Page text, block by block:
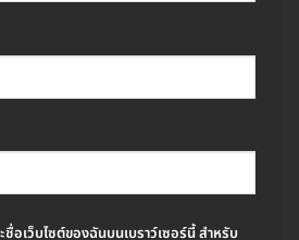
อเว็บไซต์ของฉันบนเบราว์เซอร์นี้ สำหรับ